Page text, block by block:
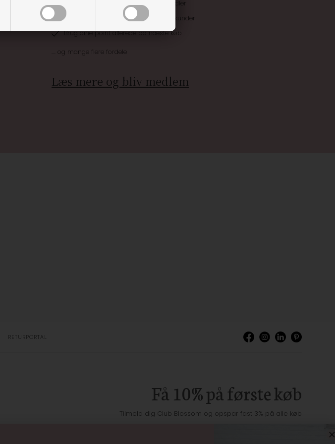
Optjen 3% i bonuskroner når du handler
Særlige, eksklusive tilbud kun til klubkunder
Brug dine point allerede på næste køb
.... og mange flere fordele
Læs mere og bliv medlem
RETURPORTAL
Få 10% på første køb
Tilmeld dig Club Blossom og opspar fast 3% på alle køb